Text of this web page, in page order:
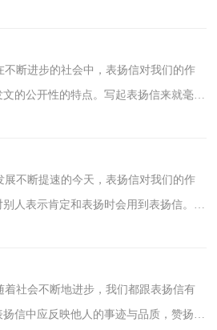
，家属们甚至都没对这...
断进步的社会中，表扬信对我们的作
的公开性的特点。写起表扬信来就毫无
教师的表扬信5篇，欢迎...
不断提速的今天，表扬信对我们的作
人表示肯定和表扬时会用到表扬信。但
下面是小编精心整理的...
社会不断地进步，我们都跟表扬信有
信中应反映他人的事迹与品质，赞扬不